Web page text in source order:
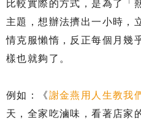
比較實際的方式，是為了「
主題，想辦法擠出一小時，
情克服懶惰，反正每個月幾
樣也就夠了。
例如：《謝金燕用人生教我
天，全家吃滷味，看著店家